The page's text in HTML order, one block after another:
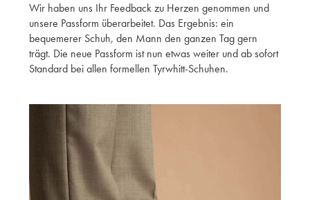
Wir haben uns Ihr Feedback zu Herzen genommen und
unsere Passform überarbeitet. Das Ergebnis: ein
bequemerer Schuh, den Mann den ganzen Tag gern
trägt. Die neue Passform ist nun etwas weiter und ab sofort
Standard bei allen formellen Tyrwhitt-Schuhen.